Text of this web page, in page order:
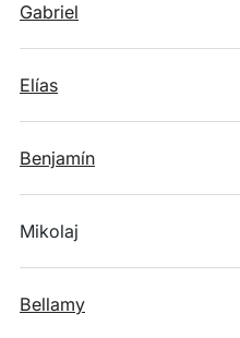
Gabriel
Elías
Benjamín
Mikolaj
Bellamy